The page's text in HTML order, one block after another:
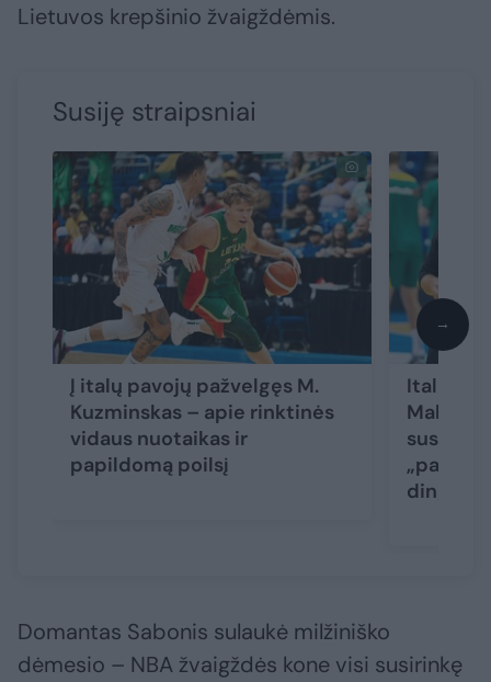
Lietuvos krepšinio žvaigždėmis.
Susiję straipsniai
Į italų pavojų pažvelgęs M.
Kuzminskas – apie rinktinės
vidaus nuotaikas ir
papildomą poilsį
Italų
dingusį
→
Domantas Sabonis sulaukė milžiniško
dėmesio – NBA žvaigždės kone visi susirinkę